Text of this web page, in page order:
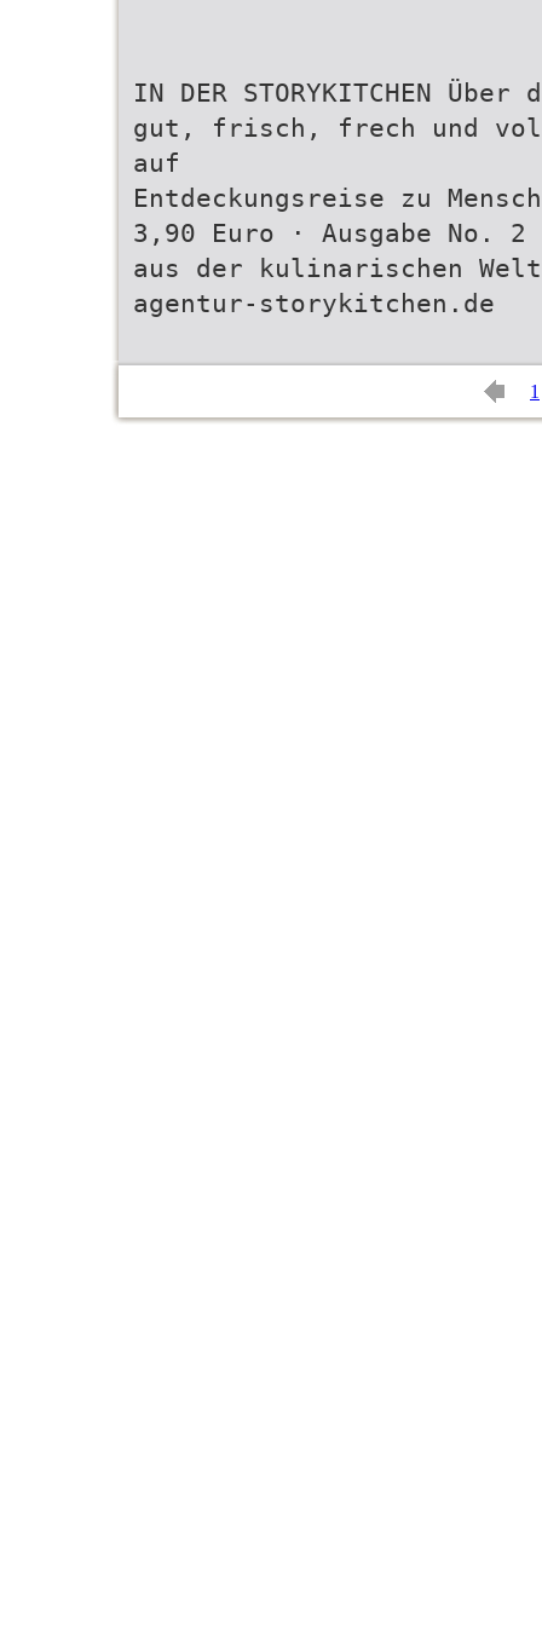
IN DER STORYKITCHEN
gut, frisch, frech und
auf
Entdeckungsreise zu
3,90 Euro · Ausgabe No. 2
aus der kulinarischen
agentur-storykitchen.de
1